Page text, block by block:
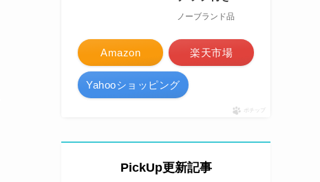
ノーブランド品
Amazon 楽天市場
Yahooショッピング
ポチップ
PickUp更新記事